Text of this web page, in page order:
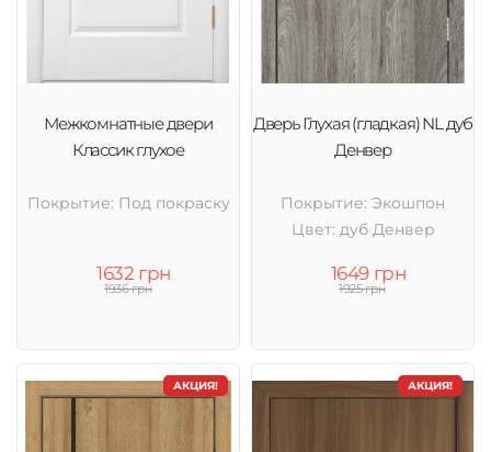
Межкомнатные двери
Классик глухое
Покрытие: Под покраску
1632 грн
1936 грн
Дверь Глухая (гладкая) NL дуб
Денвер
Покрытие: Экошпон
Цвет: дуб Денвер
1649 грн
1925 грн
АКЦИЯ! АКЦИЯ!